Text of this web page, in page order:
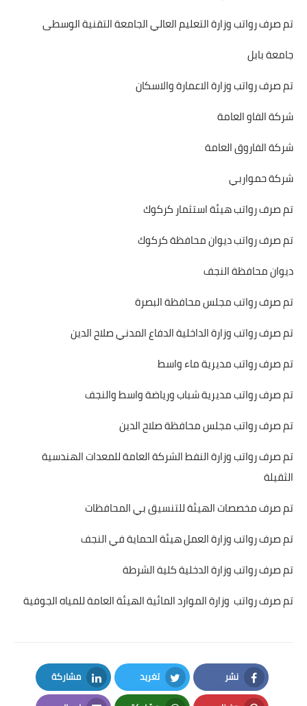
تم صرف رواتب وزارة التعليم العالي الجامعة التقنية الوسطى
جامعة بابل
تم صرف رواتب وزارة الاعمارة والاسكان
شركة الفاو العامة
شركة الفاروق العامة
شركة حمواربي
تم صرف رواتب هيئة استثمار كركوك
تم صرف رواتب ديوان محافظة كركوك
ديوان محافظة النجف
تم صرف رواتب مجلس محافظة البصرة
تم صرف رواتب وزارة الداخلية الدفاع المدني صلاح الدين
تم صرف رواتب مديرية ماء واسط
تم صرف رواتب مديرية شباب ورياضة واسط والنجف
تم صرف رواتب مجلس محافظة صلاح الدين
تم صرف رواتب وزارة النفط الشركة العامة للمعدات الهندسية
الثقيلة
تم صرف مخصصات الهيئة للتنسيق بي المحافظات
تم صرف رواتب وزارة العمل هيئة الحماية في النجف
تم صرف رواتب وزارة الدخلية كلية الشرطة
تم صرف رواتب وزارة الموارد المائية الهيئة العامة للمياه الجوفية
نشر
Facebook
تغريد
Twitter
مشاركة
LinkedIn